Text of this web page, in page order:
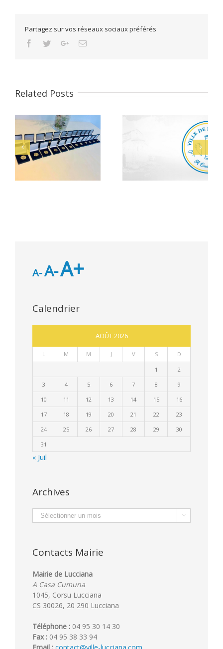
Partagez sur vos réseaux sociaux préférés
Facebook
TwitterGoogle+Email
Related Posts
Alerte Canicule –
CCAS
A-A-A+
Calendrier
AOÛT 2026
L M M J V S D
1
2
3
4 5 6 7 8
9
10
11 12 13 14 15
16
17
18 19 20 21 22
23
24
25 26 27 28 29
30
31
« Juil
Archives
Archives 
Contacts Mairie
Mairie de Lucciana
A Casa Cumuna
1045, Corsu Lucciana
CS 30026, 20 290 Lucciana
Téléphone : 04 95 30 14 30
Fax : 04 95 38 33 94